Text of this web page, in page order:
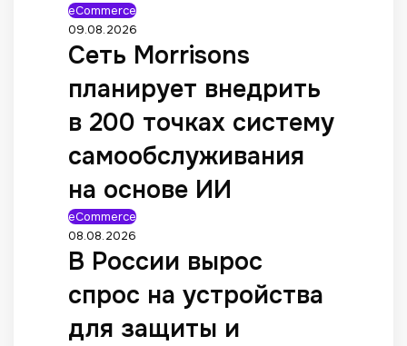
eCommerce
09.08.2026
Сеть Morrisons
планирует внедрить
в 200 точках систему
самообслуживания
на основе ИИ
eCommerce
08.08.2026
В России вырос
спрос на устройства
для защиты и